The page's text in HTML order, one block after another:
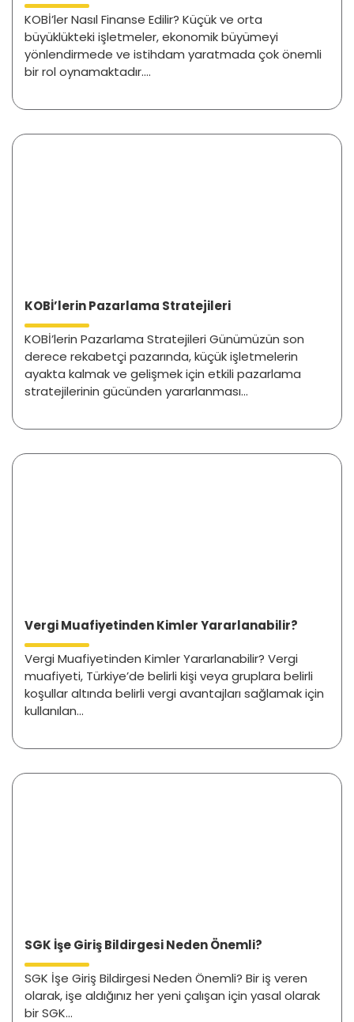
KOBİ’ler Nasıl Finanse Edilir? Küçük ve orta
büyüklükteki işletmeler, ekonomik büyümeyi
yönlendirmede ve istihdam yaratmada çok önemli
bir rol oynamaktadır....
KOBİ’lerin Pazarlama Stratejileri
KOBİ’lerin Pazarlama Stratejileri Günümüzün son
derece rekabetçi pazarında, küçük işletmelerin
ayakta kalmak ve gelişmek için etkili pazarlama
stratejilerinin gücünden yararlanması...
Vergi Muafiyetinden Kimler Yararlanabilir?
Vergi Muafiyetinden Kimler Yararlanabilir? Vergi
muafiyeti, Türkiye’de belirli kişi veya gruplara belirli
koşullar altında belirli vergi avantajları sağlamak için
kullanılan...
SGK İşe Giriş Bildirgesi Neden Önemli?
SGK İşe Giriş Bildirgesi Neden Önemli? Bir iş veren
olarak, işe aldığınız her yeni çalışan için yasal olarak
bir SGK...